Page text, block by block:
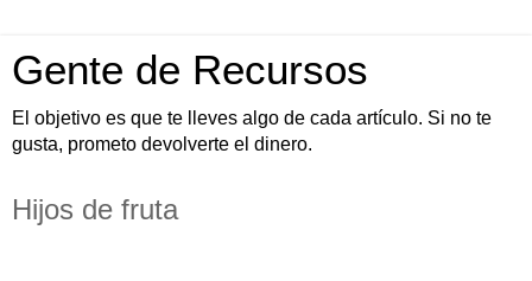
Gente de Recursos
El objetivo es que te lleves algo de cada artículo. Si no te
gusta, prometo devolverte el dinero.
Hijos de fruta